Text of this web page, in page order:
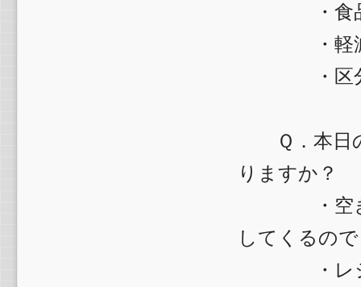
・食品の
・軽減税
・区分記
Ｑ．本日の
りますか？
・空き家
してくるの
・レジ等